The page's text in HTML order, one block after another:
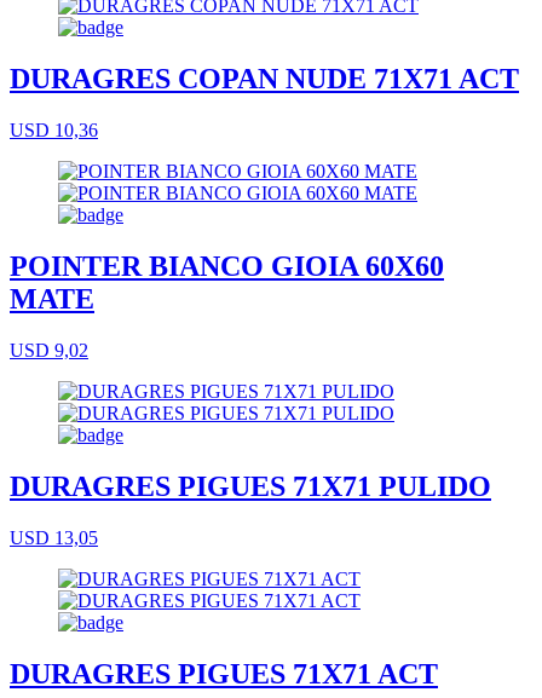
DURAGRES COPAN NUDE 71X71 ACT
USD 10,36
POINTER BIANCO GIOIA 60X60
MATE
USD 9,02
DURAGRES PIGUES 71X71 PULIDO
USD 13,05
DURAGRES PIGUES 71X71 ACT